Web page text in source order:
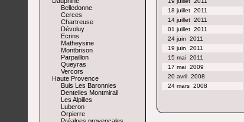
18 juillet 2011
14 juillet 2011
01 juillet 2011
24 juin
2011
19 juin
2011
15 mai 2011
17 mai 2009
20 avril 2008
24 mars 2008
Belledonne
Cerces
Chartreuse
Dévoluy
Ecrins
Matheysine
Montbrison
Parpaillon
Queyras
Vercors
Haute Provence
Buis Les Baronnies
Dentelles Montmirail
Les Alpilles
Luberon
Orpierre